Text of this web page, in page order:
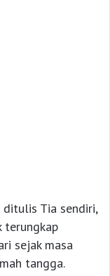
Tia sendiri,
terungkap
sejak masa
tangga.